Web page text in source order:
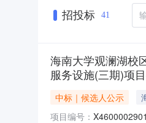
招投标 41
海南大学观澜湖校
服务设施(三期)项
中标｜候选人公示
项目编号：